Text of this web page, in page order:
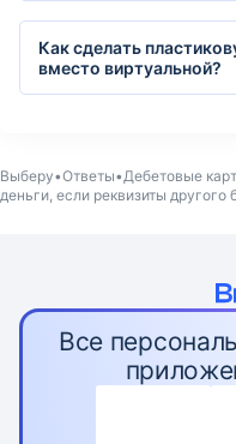
Как сделать
вместо виртуальной?
Выберу Ответы Дебетовые
деньги, если реквизиты другого
Все